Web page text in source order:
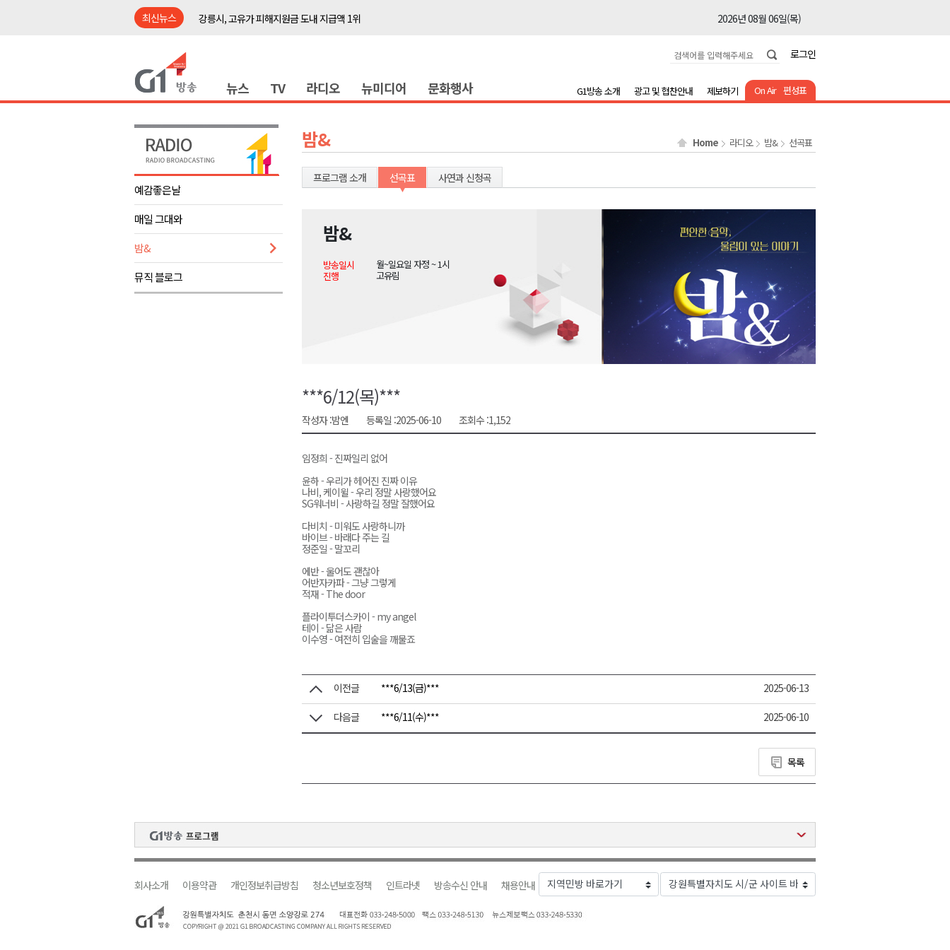
최신뉴스
강릉시, 고유가 피해지원금 도내 지급액 1위
2026년 08월 06일(목)
2026년 08월 06일(목)
원공노, 업무추진비 논란 재정국장 직위해제 촉구
2026년 08월 06일(목)
ITS 교통도시 강릉..콜 버스 실증
원주시, 하반기 중소기업육성자금 지원 접수
2026년 08월 06일(목)
양양군, 피서지 계곡․하천 불법행위 집중 단속
도내 첫 폭염중대경보 발효.."온열질환 유의해야"
2026년 08월 06일(목)
강릉시, 고유가 피해지원금 도내 지급액 1위
2026년 08월 06일(목)
홍천군 "철도 개통 이후를 그린다"
2026년 08월 06일(목)
횡성군수직 인수위, 민선 9기 비전 담은 백서 발간
2026년 08월 06일(목)
2026년 08월 06일(목)
2026년 08월 06일(목)
2026년 08월 06일(목)
양양군, 피서지 계곡․하천 불법행위 집중 단속
평창군 계촌5리 깡촌음악회 오는 8일 개최
로그인
뉴스 TV 라디오 뉴미디어 문화행사 On Air 편성표
G1방송 소개 광고 및 협찬안내 제보하기
예감좋은날
매일 그대와
밤&
뮤직 블로그
밤& Home 라디오 밤& 선곡표
프로그램 소개 선곡표 사연과 신청곡
밤&
방송일시
월~일요일 자정 ~ 1시
진행
고유림
***6/12(목)***
작성자 :밤엔 등록일 :2025-06-10 조회수 :1,152
임정희 - 진짜일리 없어
윤하 - 우리가 헤어진 진짜 이유
나비, 케이윌 - 우리 정말 사랑했어요
SG워너비 - 사랑하길 정말 잘했어요
다비치 - 미워도 사랑하니까
바이브 - 바래다 주는 길
정준일 - 말꼬리
에반 - 울어도 괜찮아
어반자카파 - 그냥 그렇게
적재 - The door
플라이투더스카이 - my angel
테이 - 닮은 사람
이수영 - 여전히 입술을 깨물죠
이전글 ***6/13(금)*** 2025-06-13
다음글 ***6/11(수)*** 2025-06-10
목록
회사소개 이용약관 개인정보취급방침 청소년보호정책 인트라넷 방송수신 안내 채용안내